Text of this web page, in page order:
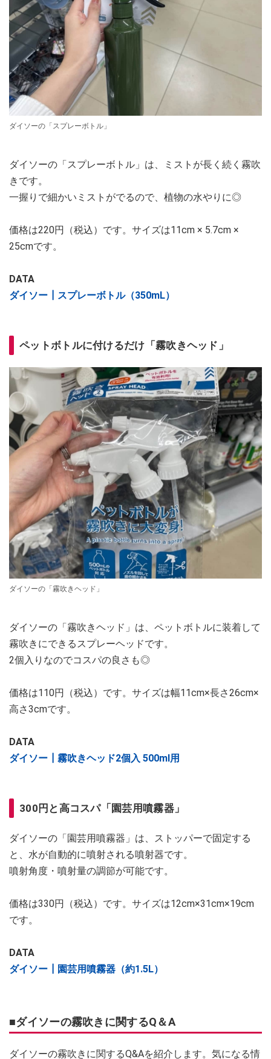
ダイソーの「スプレーボトル」
ダイソーの「スプレーボトル」は、ミストが長く続く霧吹
きです。
一握りで細かいミストがでるので、植物の水やりに◎
価格は220円（税込）です。サイズは11cm × 5.7cm ×
25cmです。
DATA
ダイソー┃スプレーボトル（350mL）
ペットボトルに付けるだけ「霧吹きヘッド」
ダイソーの「霧吹きヘッド」
ダイソーの「霧吹きヘッド」は、ペットボトルに装着して
霧吹きにできるスプレーヘッドです。
2個入りなのでコスパの良さも◎
価格は110円（税込）です。サイズは幅11cm×長さ26cm×
高さ3cmです。
DATA
ダイソー┃霧吹きヘッド2個入 500ml用
300円と高コスパ「園芸用噴霧器」
ダイソーの「園芸用噴霧器」は、ストッパーで固定する
と、水が自動的に噴射される噴射器です。
噴射角度・噴射量の調節が可能です。
価格は330円（税込）です。サイズは12cm×31cm×19cm
です。
DATA
ダイソー┃園芸用噴霧器（約1.5L）
■ダイソーの霧吹きに関するQ＆A
ダイソーの霧吹きに関するQ&Aを紹介します。気になる情